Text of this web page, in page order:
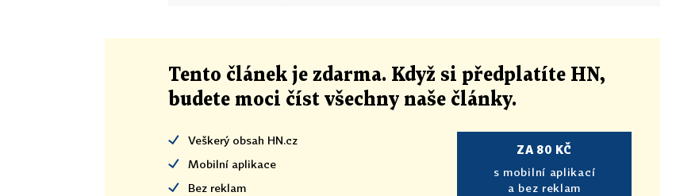
Tento článek je zdarma. Když si předplatíte HN,
budete moci číst všechny naše články.
Veškerý obsah HN.cz
Mobilní aplikace
Bez reklam
ZA 80 KČ
s mobilní aplikací
a bez reklam